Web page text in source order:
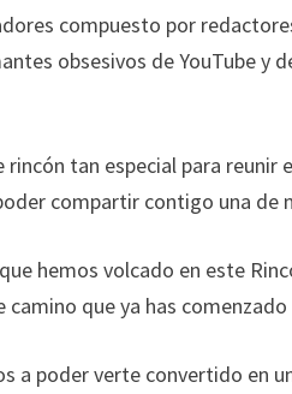
compuesto por
obsesivos de YouTube y
tan especial para reunir
compartir contigo una de
hemos volcado en este
que ya has comenzado
a poder verte convertido en